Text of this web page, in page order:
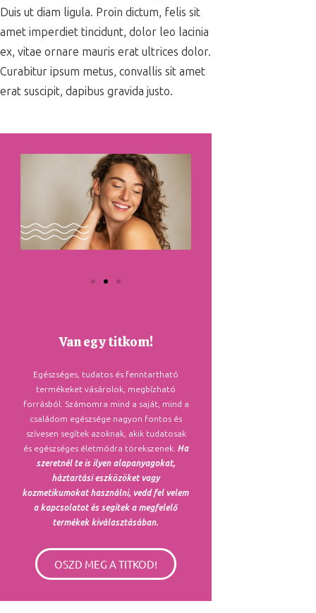
Duis ut diam ligula. Proin dictum, felis sit
amet imperdiet tincidunt, dolor leo lacinia
ex, vitae ornare mauris erat ultrices dolor.
Curabitur ipsum metus, convallis sit amet
erat suscipit, dapibus gravida justo.
Van egy titkom!
Egészséges, tudatos és fenntartható
termékeket vásárolok, megbízható
forrásból. Számomra mind a saját, mind a
családom egészsége nagyon fontos és
szívesen segítek azoknak, akik tudatosak
és egészséges életmódra törekszenek. Ha
szeretnél te is ilyen alapanyagokat,
háztartási eszközöket vagy
kozmetikumokat használni, vedd fel velem
a kapcsolatot és segítek a megfelelő
termékek kiválasztásában.
OSZD MEG A TITKOD!